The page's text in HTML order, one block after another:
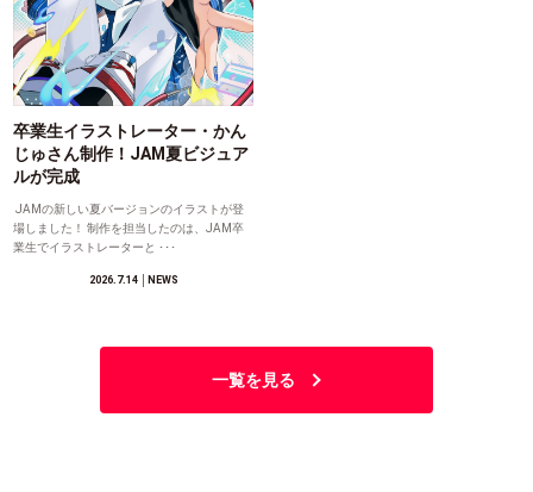
卒業生イラストレーター・かん
じゅさん制作！JAM夏ビジュア
ルが完成
JAMの新しい夏バージョンのイラストが登
場しました！ 制作を担当したのは、JAM卒
業生でイラストレーターと ･･･
2026.7.14│NEWS
一覧を見る